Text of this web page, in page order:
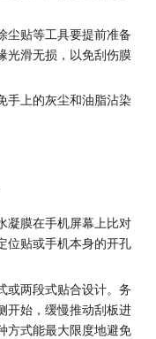
尘贴等工具要提前准备
光滑无损，以免刮伤膜
手上的灰尘和油脂沾染
凝膜在手机屏幕上比对
位贴或手机本身的开孔
或两段式贴合设计。务
开始，缓慢推动刮板进
方式能最大限度地避免